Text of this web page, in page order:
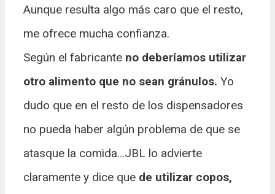
Aunque resulta algo más caro que el resto,
me ofrece mucha confianza.
Según el fabricante no deberíamos utilizar
otro alimento que no sean gránulos. Yo
dudo que en el resto de los dispensadores
no pueda haber algún problema de que se
atasque la comida…JBL lo advierte
claramente y dice que de utilizar copos,